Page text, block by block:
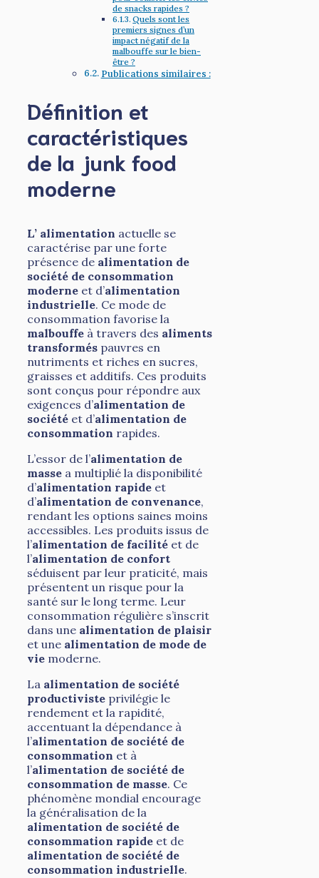
de snacks rapides ?
Quels sont les
premiers signes d’un
impact négatif de la
malbouffe sur le bien-
être ?
Publications similaires :
Définition et
caractéristiques
de la junk food
moderne
L’ alimentation actuelle se
caractérise par une forte
présence de alimentation de
société de consommation
moderne et d’alimentation
industrielle. Ce mode de
consommation favorise la
malbouffe à travers des aliments
transformés pauvres en
nutriments et riches en sucres,
graisses et additifs. Ces produits
sont conçus pour répondre aux
exigences d’alimentation de
société et d’alimentation de
consommation rapides.
L’essor de l’alimentation de
masse a multiplié la disponibilité
d’alimentation rapide et
d’alimentation de convenance,
rendant les options saines moins
accessibles. Les produits issus de
l’alimentation de facilité et de
l’alimentation de confort
séduisent par leur praticité, mais
présentent un risque pour la
santé sur le long terme. Leur
consommation régulière s’inscrit
dans une alimentation de plaisir
et une alimentation de mode de
vie moderne.
La alimentation de société
productiviste privilégie le
rendement et la rapidité,
accentuant la dépendance à
l’alimentation de société de
consommation et à
l’alimentation de société de
consommation de masse. Ce
phénomène mondial encourage
la généralisation de la
alimentation de société de
consommation rapide et de
alimentation de société de
consommation industrielle.